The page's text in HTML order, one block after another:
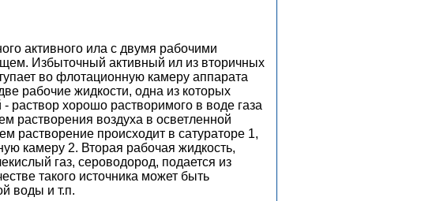
активного ила с двумя рабочими
Избыточный активный ил из вторичных
во флотационную камеру аппарата
рабочие жидкости, одна из которых
раствор хорошо растворимого в воде газа
растворения воздуха в осветленной
растворение происходит в сатураторе 1,
камеру 2. Вторая рабочая жидкость,
газ, сероводород, подается из
такого источника может быть
воды и т.п.